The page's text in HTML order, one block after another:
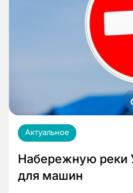
Актуальное
Набережную реки
для машин